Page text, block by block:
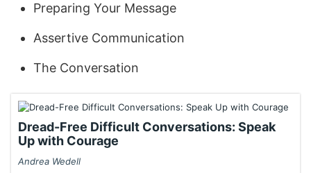
Preparing Your Message
Assertive Communication
The Conversation
Dread-Free Difficult Conversations: Speak
Up with Courage
Andrea Wedell